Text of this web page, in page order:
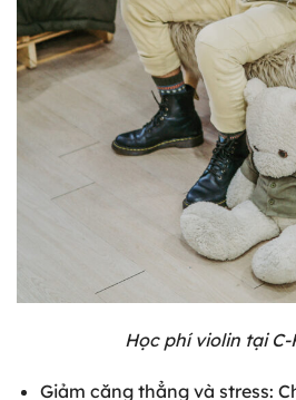
Học phí violin tại
Giảm căng thẳng và stress: